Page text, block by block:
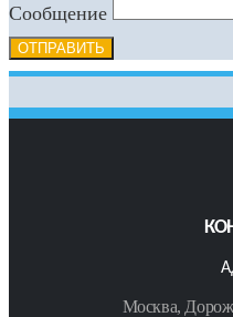
Сообщение
ОТПРАВИТЬ
Москва,